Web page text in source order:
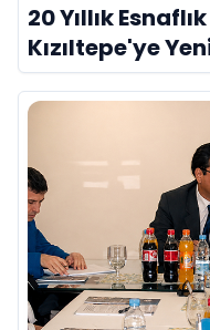
20 Yıllık
Kızıltepe'ye